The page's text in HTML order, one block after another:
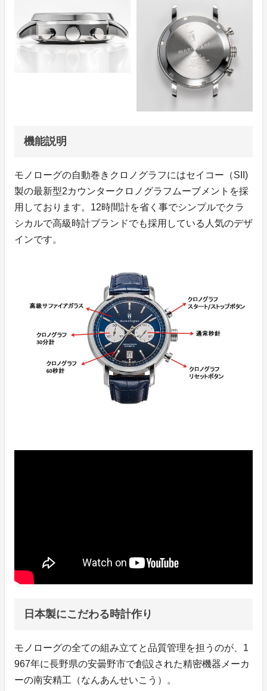
機能説明
モノローグの自動巻きクロノグラフにはセイコー（SII)
製の最新型2カウンタークロノグラフムーブメントを採
用しております。12時間計を省く事でシンプルでクラ
シカルで高級時計ブランドでも採用している人気のデザ
インです。
日本製にこだわる時計作り
モノローグの全ての組み立てと品質管理を担うのが、1
967年に長野県の安曇野市で創設された精密機器メーカ
ーの南安精工（なんあんせいこう）。